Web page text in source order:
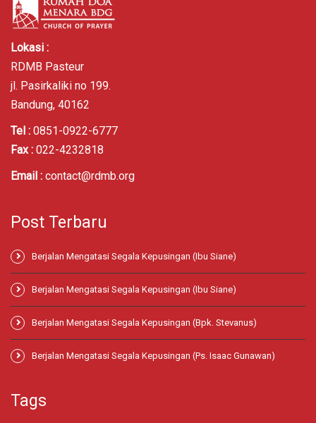
Lokasi :
RDMB Pasteur
jl. Pasirkaliki no 199.
Bandung, 40162
Tel : 0851-0922-6777
Fax : 022-4232818
Email : contact@rdmb.org
Post Terbaru
Berjalan Mengatasi Segala Kepusingan (Ibu Siane)
Berjalan Mengatasi Segala Kepusingan (Ibu Siane)
Berjalan Mengatasi Segala Kepusingan (Bpk. Stevanus)
Berjalan Mengatasi Segala Kepusingan (Ps. Isaac Gunawan)
Tags